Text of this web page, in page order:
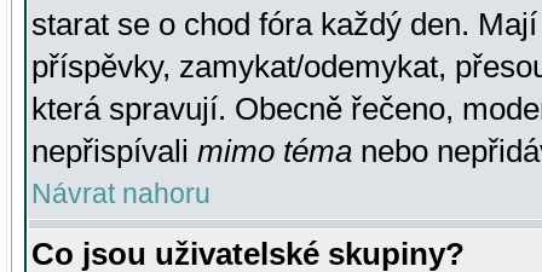
starat se o chod fóra každý den.
příspěvky, zamykat/odemykat,
která spravují. Obecně řečeno,
nepřispívali mimo téma nebo
Návrat nahoru
Co jsou uživatelské skupiny?